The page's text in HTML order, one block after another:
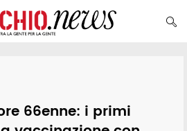
66enne: i primi